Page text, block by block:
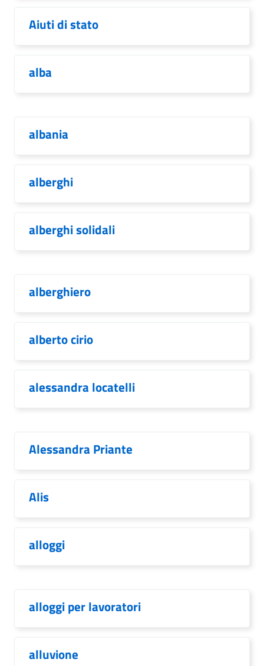
Aiuti di stato
alba
albania
alberghi
alberghi solidali
alberghiero
alberto cirio
alessandra locatelli
Alessandra Priante
Alis
alloggi
alloggi per lavoratori
alluvione